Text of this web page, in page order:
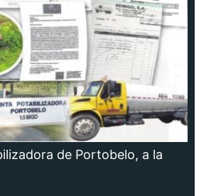
de Portobelo, a la